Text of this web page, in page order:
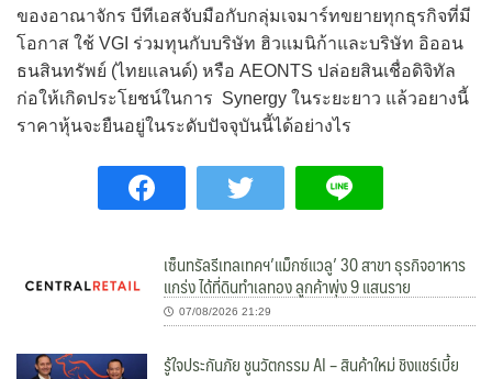
ของอาณาจักร บีทีเอสจับมือกับกลุ่มเจมาร์ทขยายทุกธุรกิจที่มี
โอกาส ใช้ VGI ร่วมทุนกับบริษัท ฮิวแมนิก้าและบริษัท อิออน
ธนสินทรัพย์ (ไทยแลนด์) หรือ AEONTS ปล่อยสินเชื่อดิจิทัล
ก่อให้เกิดประโยชน์ในการ Synergy ในระยะยาว แล้วอยางนี้
ราคาหุ้นจะยืนอยู่ในระดับปัจจุบันนี้ได้อย่างไร
เซ็นทรัลรีเทลเทคฯ’แม็กซ์แวลู’ 30 สาขา ธุรกิจอาหาร
แกร่ง ได้ที่ดินทำเลทอง ลูกค้าพุ่ง 9 แสนราย
07/08/2026 21:29
รู้ใจประกันภัย ชูนวัตกรรม AI – สินค้าใหม่ ชิงแชร์เบี้ย